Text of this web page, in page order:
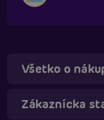
Všetko o
Zákaznícka
Táňa -